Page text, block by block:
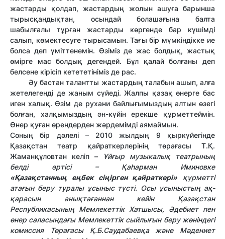
жастарды қолдап, жастардың жолын ашуға барынша
тырысқандықтан, осындай болашағына балта
шабылғалы тұрған жастарды көргенде бар күшімді
салып, көмектесуге тырысамын. Тағы бір мүмкіндікке ие
болса деп үміттенемін. Өзіміз де жас болдық, жастық
өмірге мас болдық дегендей. Бұл қалай болғаны деп
белсене кірісіп кетететініміз де рас.
Әу бастан талантты жастардың талабын ашып, алға
жетелегенді де жаным сүйеді. Жалпы қазақ өнерге бас
иген халық. Өзім де рухани байлығымыздың алтын өзегі
болған, халқымыздың ән-күйін ерекше құрметтеймін.
Өнер қуған өрендерден жәрдемімді аямаймын.
Соның бір дәлелі – 2010 жылдың 9 қыркүйегінде
Қазақстан театр қайраткерлерінің төрағасы Т.Қ.
Жаманқұловтан келіп –
Ұйғыр музыкалық театрының
белді әртісі – Қаһарман Иминовке
«Қазақстанның еңбек сіңірген қайраткері» құрметті
атағын беру туралы ұсыныс түсті. Осы ұсыныстың ақ-
қарасын анықтағаннан кейін Қазақстан
Республикасының Мемлекеттік Хатшысы, Әдебиет пен
өнер саласындағы Мемлекеттік сыйлығын беру жөніндегі
комиссия Төрағасы Қ.Б.Саудабаевқа және Мәдениет